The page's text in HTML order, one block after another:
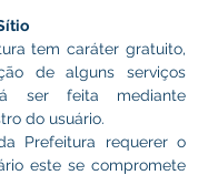
tem caráter gratuito,
de alguns serviços
ser feita mediante
do usuário.
Prefeitura requerer o
este se compromete